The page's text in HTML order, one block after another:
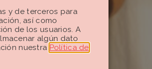
y de terceros para
así como
de los usuarios. A
algún dato
nuestra Política de